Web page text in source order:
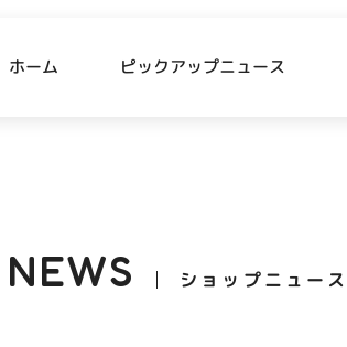
ホーム ピックアップニュース
NEWS ショップニュース